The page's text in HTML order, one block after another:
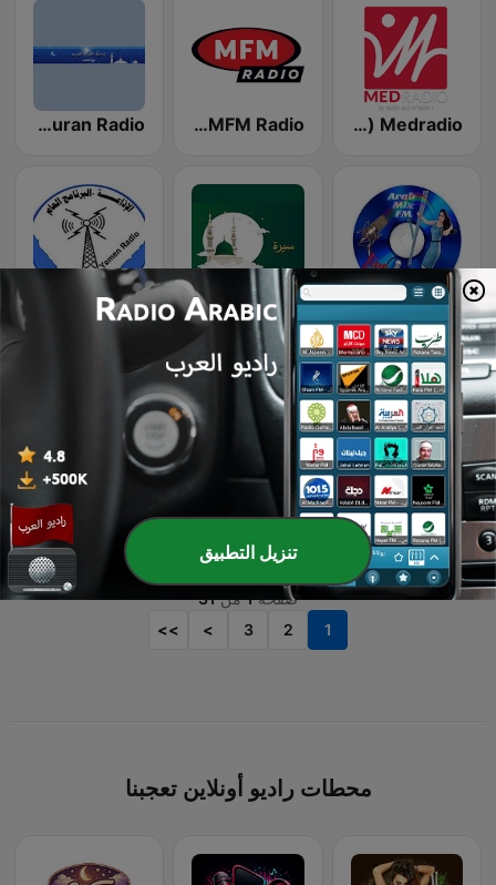
Medradio (ميد راديو) MFM Radio (مفم راديو) Egyptian Holy Quran Radio (اذاعه القرآن الكريم المصريه)
Arab Mix Drama رحمة للعالمين Mercy To Mankind
Radio Shafaq
صفحة1من31
1
2
3
>
>>
محطات راديو أونلاين تعجبنا
تنزيل التطبيق